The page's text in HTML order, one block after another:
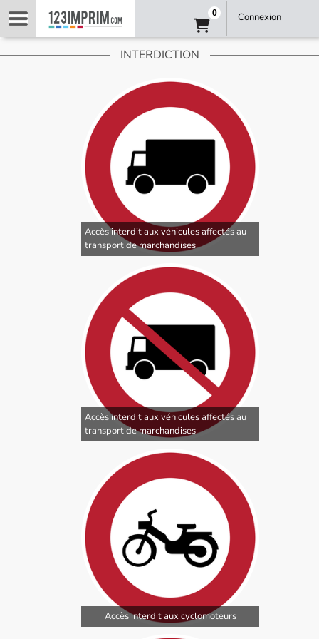
0 Connexion
INTERDICTION
Accès interdit aux véhicules affectés au
transport de marchandises
Accès interdit aux véhicules affectés au
transport de marchandises
Accès interdit aux cyclomoteurs